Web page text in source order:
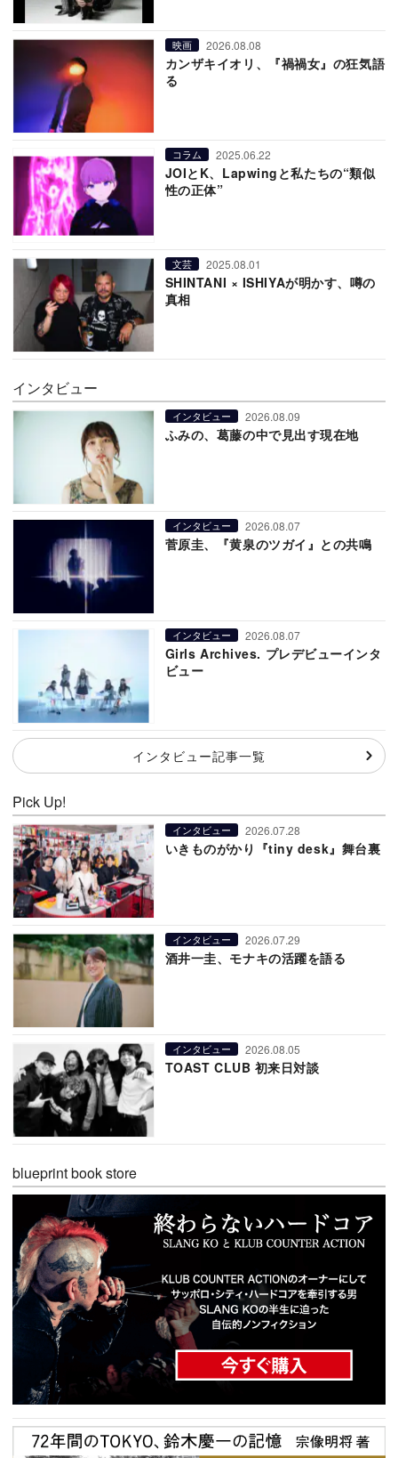
映画 2026.08.08
カンザキイオリ、『禍禍女』の狂気語
る
コラム 2025.06.22
JOIとK、Lapwingと私たちの“類似
性の正体”
文芸 2025.08.01
SHINTANI × ISHIYAが明かす、噂の
真相
インタビュー
インタビュー 2026.08.09
ふみの、葛藤の中で見出す現在地
インタビュー 2026.08.07
菅原圭、『黄泉のツガイ』との共鳴
インタビュー 2026.08.07
Girls Archives. プレデビューインタ
ビュー
インタビュー記事一覧
Pick Up!
インタビュー 2026.07.28
いきものがかり『tiny desk』舞台裏
インタビュー 2026.07.29
酒井一圭、モナキの活躍を語る
インタビュー 2026.08.05
TOAST CLUB 初来日対談
blueprint book store